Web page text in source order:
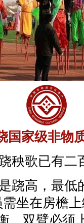
国家级非物
秧歌已有二
跷高，最低
坐在房檐